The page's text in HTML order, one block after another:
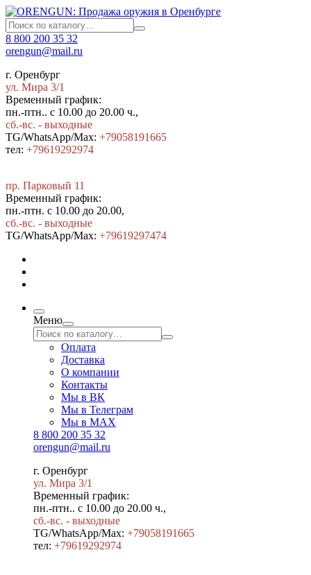
8 800 200 35 32
orengun@mail.ru
г. Оренбург
ул. Мира 3/1
Временный график:
пн.-птн.. с 10.00 до 20.00 ч.,
сб.-вс. - выходные
TG/WhatsApp/Max: +79058191665
тел: +79619292974
пр. Парковый 11
Временный график:
пн.-птн. с 10.00 до 20.00,
сб.-вс. - выходные
TG/WhatsApp/Max: +79619297474
Меню
Оплата
Доставка
О компании
Контакты
Мы в ВК
Мы в Телеграм
Мы в МAX
8 800 200 35 32
orengun@mail.ru
г. Оренбург
ул. Мира 3/1
Временный график:
пн.-птн.. с 10.00 до 20.00 ч.,
сб.-вс. - выходные
TG/WhatsApp/Max: +79058191665
тел: +79619292974